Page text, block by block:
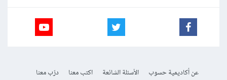
عن أكاديمية حسوب الأسئلة الشائعة اكتب معنا
درّب معنا